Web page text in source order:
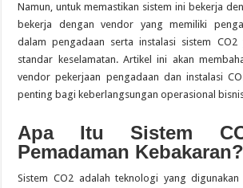
Namun, untuk memastikan sistem ini bekerja
bekerja dengan vendor yang memiliki
dalam pengadaan serta instalasi sistem CO2
standar keselamatan. Artikel ini akan
vendor pekerjaan pengadaan dan instalasi
penting bagi keberlangsungan operasional
Apa Itu Sistem
Pemadaman Kebakaran?
Sistem CO2 adalah teknologi yang digunakan